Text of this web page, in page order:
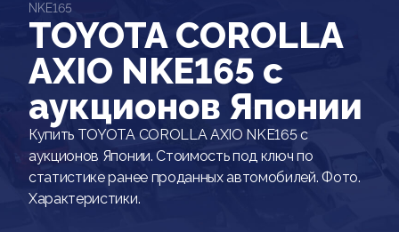
NKE165
TOYOTA COROLLA
AXIO NKE165 c
аукционов Японии
Купить TOYOTA COROLLA AXIO NKE165 с
аукционов Японии. Стоимость под ключ по
статистике ранее проданных автомобилей. Фото.
Характеристики.